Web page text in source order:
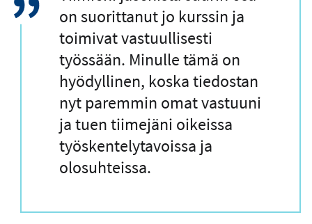
a
i
n
a
u
s
on suorittanut jo kurssin ja
toimivat vastuullisesti
työssään. Minulle tämä on
hyödyllinen, koska tiedostan
nyt paremmin omat vastuuni
ja tuen tiimejäni oikeissa
työskentelytavoissa ja
olosuhteissa.